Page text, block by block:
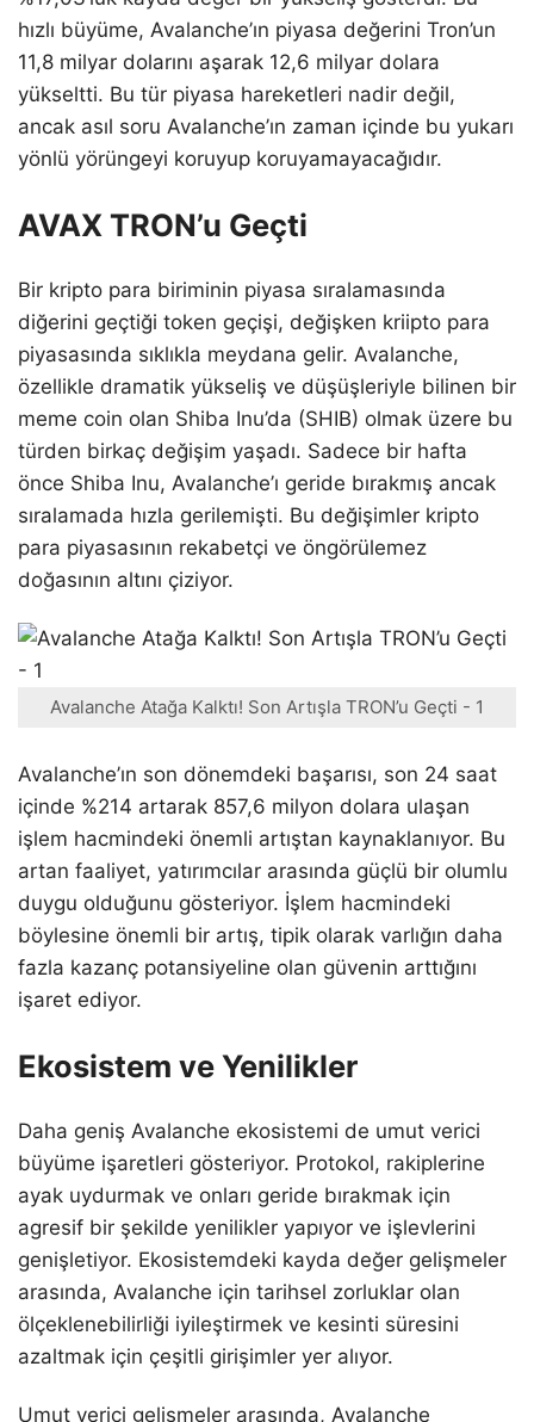
hızlı büyüme, Avalanche’ın piyasa değerini Tron’un
11,8 milyar dolarını aşarak 12,6 milyar dolara
yükseltti. Bu tür piyasa hareketleri nadir değil,
ancak asıl soru Avalanche’ın zaman içinde bu yukarı
yönlü yörüngeyi koruyup koruyamayacağıdır.
AVAX TRON’u Geçti
Bir kripto para biriminin piyasa sıralamasında
diğerini geçtiği token geçişi, değişken kriipto para
piyasasında sıklıkla meydana gelir. Avalanche,
özellikle dramatik yükseliş ve düşüşleriyle bilinen bir
meme coin olan Shiba Inu’da (SHIB) olmak üzere bu
türden birkaç değişim yaşadı. Sadece bir hafta
önce Shiba Inu, Avalanche’ı geride bırakmış ancak
sıralamada hızla gerilemişti. Bu değişimler kripto
para piyasasının rekabetçi ve öngörülemez
doğasının altını çiziyor.
Avalanche Atağa Kalktı! Son Artışla TRON’u Geçti - 1
Avalanche’ın son dönemdeki başarısı, son 24 saat
içinde %214 artarak 857,6 milyon dolara ulaşan
işlem hacmindeki önemli artıştan kaynaklanıyor. Bu
artan faaliyet, yatırımcılar arasında güçlü bir olumlu
duygu olduğunu gösteriyor. İşlem hacmindeki
böylesine önemli bir artış, tipik olarak varlığın daha
fazla kazanç potansiyeline olan güvenin arttığını
işaret ediyor.
Ekosistem ve Yenilikler
Daha geniş Avalanche ekosistemi de umut verici
büyüme işaretleri gösteriyor. Protokol, rakiplerine
ayak uydurmak ve onları geride bırakmak için
agresif bir şekilde yenilikler yapıyor ve işlevlerini
genişletiyor. Ekosistemdeki kayda değer gelişmeler
arasında, Avalanche için tarihsel zorluklar olan
ölçeklenebilirliği iyileştirmek ve kesinti süresini
azaltmak için çeşitli girişimler yer alıyor.
Umut verici gelişmeler arasında, Avalanche